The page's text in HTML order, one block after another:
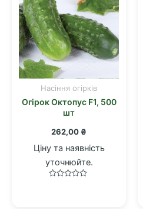
Насіння огірків
Огірок Октопус F1, 500
шт
262,00 ₴
Ціну та наявність
уточнюйте.